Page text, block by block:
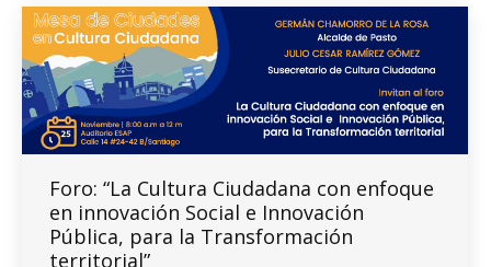
Foro: “La Cultura Ciudadana con enfoque
en innovación Social e Innovación
Pública, para la Transformación
territorial”